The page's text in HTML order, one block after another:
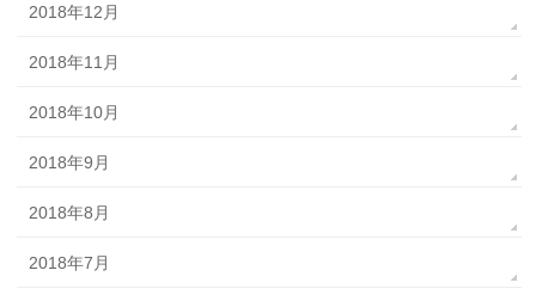
2018年12月
2018年11月
2018年10月
2018年9月
2018年8月
2018年7月